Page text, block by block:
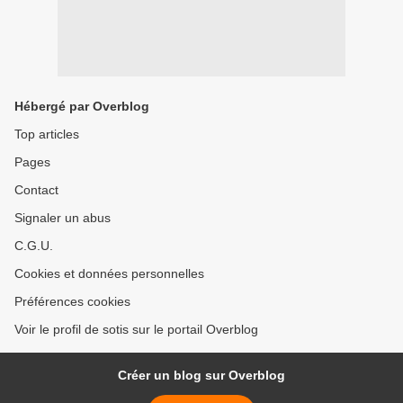
Hébergé par Overblog
Top articles
Pages
Contact
Signaler un abus
C.G.U.
Cookies et données personnelles
Préférences cookies
Voir le profil de sotis sur le portail Overblog
Créer un blog sur Overblog